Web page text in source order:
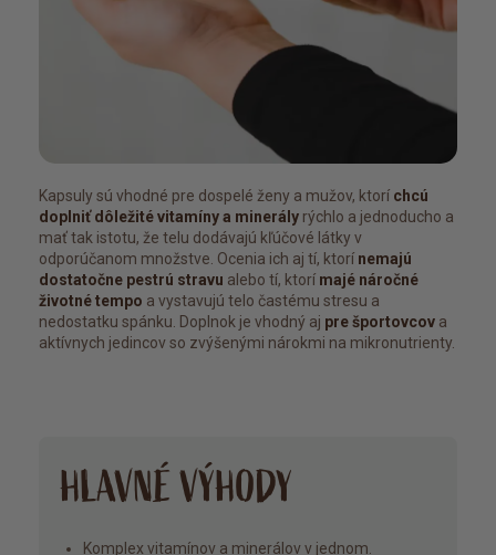
Kapsuly sú vhodné pre dospelé ženy a mužov, ktorí chcú
doplniť dôležité vitamíny a minerály rýchlo a jednoducho a
mať tak istotu, že telu dodávajú kľúčové látky v
odporúčanom množstve. Ocenia ich aj tí, ktorí nemajú
dostatočne pestrú stravu alebo tí, ktorí majé náročné
životné tempo a vystavujú telo častému stresu a
nedostatku spánku. Doplnok je vhodný aj pre športovcov a
aktívnych jedincov so zvýšenými nárokmi na mikronutrienty.
HLAVNÉ VÝHODY
Komplex vitamínov a minerálov v jednom.